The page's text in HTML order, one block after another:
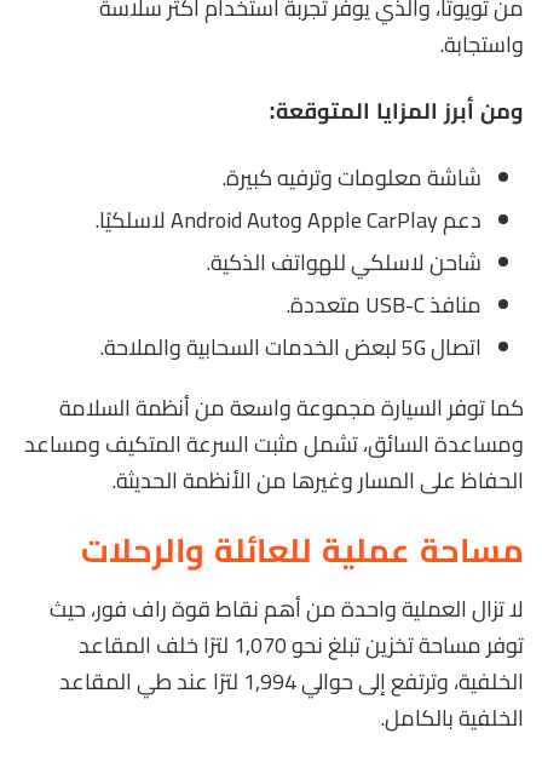
من تويوتا، والذي يوفر تجربة استخدام أكثر سلاسة
واستجابة.
ومن أبرز المزايا المتوقعة:
شاشة معلومات وترفيه كبيرة.
دعم Apple CarPlay وAndroid Auto لاسلكيًا.
شاحن لاسلكي للهواتف الذكية.
منافذ USB-C متعددة.
اتصال 5G لبعض الخدمات السحابية والملاحة.
كما توفر السيارة مجموعة واسعة من أنظمة السلامة
ومساعدة السائق، تشمل مثبت السرعة المتكيف ومساعد
الحفاظ على المسار وغيرها من الأنظمة الحديثة.
مساحة عملية للعائلة والرحلات
لا تزال العملية واحدة من أهم نقاط قوة راف فور، حيث
توفر مساحة تخزين تبلغ نحو 1,070 لترًا خلف المقاعد
الخلفية، وترتفع إلى حوالي 1,994 لترًا عند طي المقاعد
الخلفية بالكامل.